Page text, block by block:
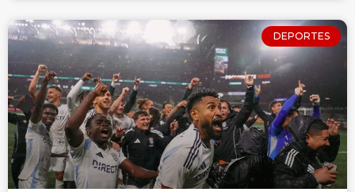
DEPORTES